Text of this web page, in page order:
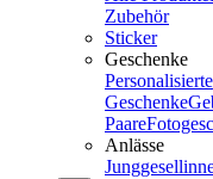
Zubehör
Sticker
Geschenke
Personalisierte
Geschenke
Paare
Anlässe